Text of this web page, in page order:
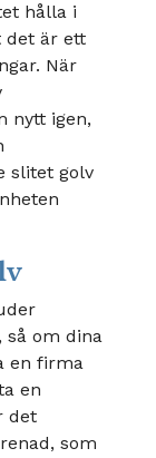
hålla i
det är ett
När
nytt igen,
slitet golv
så om dina
en firma
en
det
som